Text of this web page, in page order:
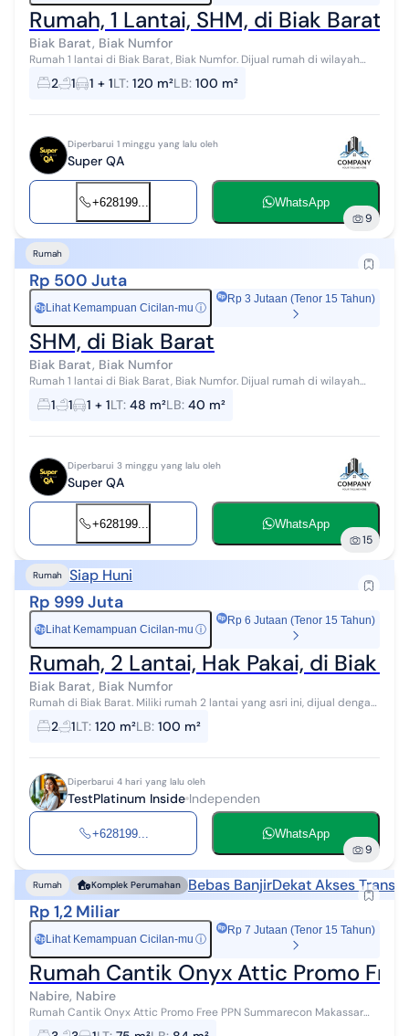
Rumah, 1 Lantai, SHM, di Biak Barat
Biak Barat, Biak Numfor
Rumah 1 lantai di Biak Barat, Biak Numfor. Dijual rumah di wilayah
yang asri. Properti 1 lantai ini berada di lingkungan strategis.
Rinciannya ad...
2 1 1 + 1LT: 120 m²LB: 100 m²
Diperbarui 1 minggu yang lalu oleh
Super QA
+628199... WhatsApp
9
Rumah
Rp 500 Juta
Rp Lihat Kemampuan Cicilan-mu ⓘ
Rp 3 Jutaan (Tenor 15 Tahun)
SHM, di Biak Barat
Biak Barat, Biak Numfor
Rumah 1 lantai di Biak Barat, Biak Numfor. Dijual rumah di wilayah
yang nyaman. Properti 1 lantai ini berada di lingkungan yang mudah
dijangkau....
1 1 1 + 1LT: 48 m²LB: 40 m²
Diperbarui 3 minggu yang lalu oleh
Super QA
+628199... WhatsApp
15
Rumah Siap Huni
Rp 999 Juta
Rp Lihat Kemampuan Cicilan-mu ⓘ
Rp 6 Jutaan (Tenor 15 Tahun)
Rumah, 2 Lantai, Hak Pakai, di Biak
Biak Barat, Biak Numfor
Rumah di Biak Barat. Miliki rumah 2 lantai yang asri ini, dijual dengan
pemandangan asri yang menambah nilai estetika di lingkungan
hunian. Rumah...
2 1LT: 120 m²LB: 100 m²
Diperbarui 4 hari yang lalu oleh
TestPlatinum Inside Independen
+628199... WhatsApp
9
Rumah Komplek Perumahan Bebas BanjirDekat Akses
Rp 1,2 Miliar
Rp Lihat Kemampuan Cicilan-mu ⓘ
Rp 7 Jutaan (Tenor 15 Tahun)
Rumah Cantik Onyx Attic Promo
Nabire, Nabire
Rumah Cantik Onyx Attic Promo Free PPN Summarecon Makassar
Rumah 2 lantai di Nabire, Nabire. Dijual rumah di wilayah yang asri